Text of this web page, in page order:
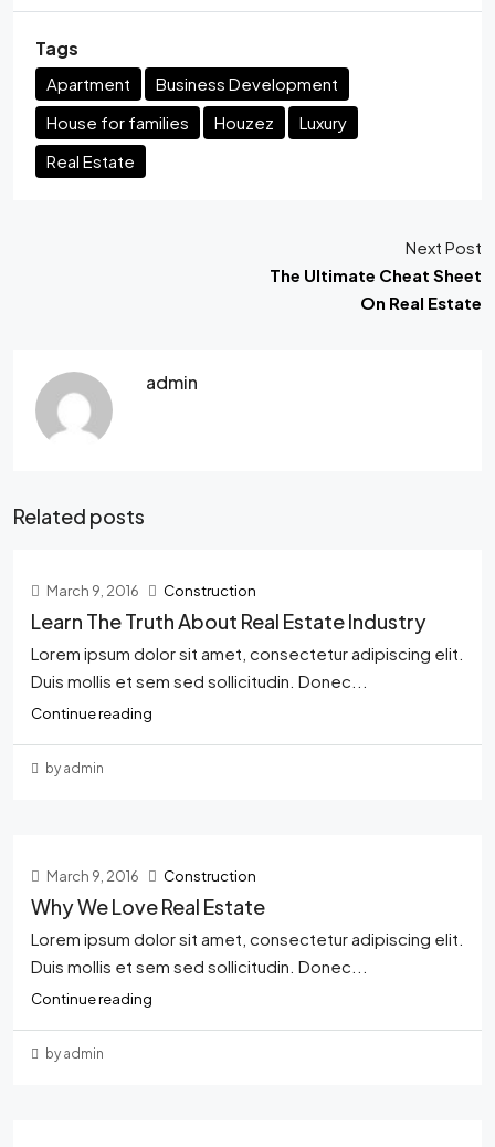
Tags
Apartment
Business Development
House for families
Houzez
Luxury
Real Estate
Next Post
The Ultimate Cheat Sheet
On Real Estate
admin
Related posts
March 9, 2016 Construction
Learn The Truth About Real Estate Industry
Lorem ipsum dolor sit amet, consectetur adipiscing elit.
Duis mollis et sem sed sollicitudin. Donec...
Continue reading
by admin
March 9, 2016 Construction
Why We Love Real Estate
Lorem ipsum dolor sit amet, consectetur adipiscing elit.
Duis mollis et sem sed sollicitudin. Donec...
Continue reading
by admin